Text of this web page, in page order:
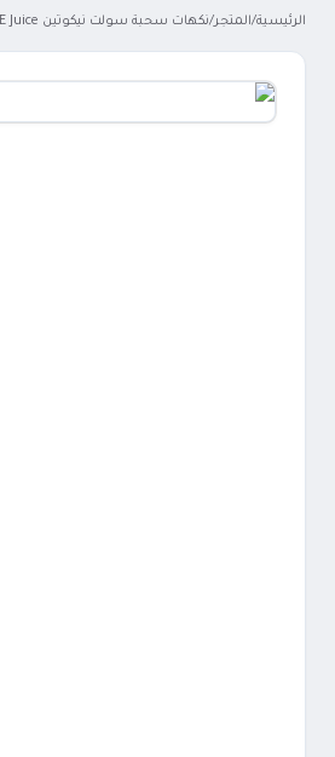
الرئيسية/المتجر/نكهات سحبة سولت نيكوتين E Juice